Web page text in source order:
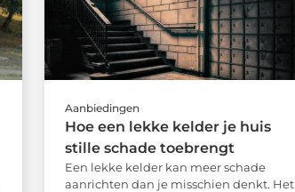
Aanbiedingen
Hoe een lekke kelder je huis
stille schade toebrengt
Een lekke kelder kan meer schade
aanrichten dan je misschien denkt. Het